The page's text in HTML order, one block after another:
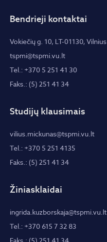
Bendrieji kontaktai
Vokiečių g. 10, LT-01130, Vilnius
tspmi@tspmi.vu.lt
Tel.: +370 5 251 41 30
Faks.: (5) 251 41 34
Studijų klausimais
vilius.mickunas@tspmi.vu.lt
Tel.: +370 5 251 4135
Faks.: (5) 251 41 34
Žiniasklaidai
ingrida.kuzborskaja@tspmi.vu.lt
Tel.: +370 615 7 32 83